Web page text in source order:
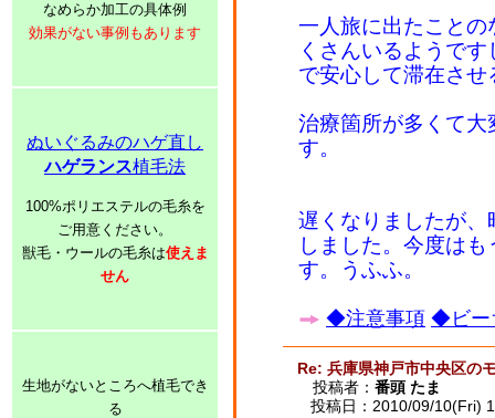
なめらか加工の具体例
効果がない事例もあります
ぬいぐるみのハゲ直し
ハゲランス植毛法
100%ポリエステルの毛糸を
ご用意ください。
獣毛・ウールの毛糸は使えま
せん
生地がないところへ植毛でき
る
一人旅に出たこと
くさんいるようで
で安心して滞在さ
治療箇所が多くて
す。
遅くなりましたが
しました。今度は
す。うふふ。
◆注意事項 ◆ビー
Re: 兵庫県神戸市中央区の
投稿者： 番頭 たま
投稿日：2010/09/10(Fri)